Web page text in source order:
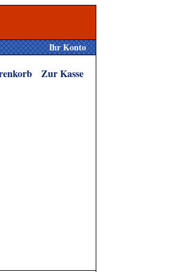
Ihr Konto
Zur Kasse